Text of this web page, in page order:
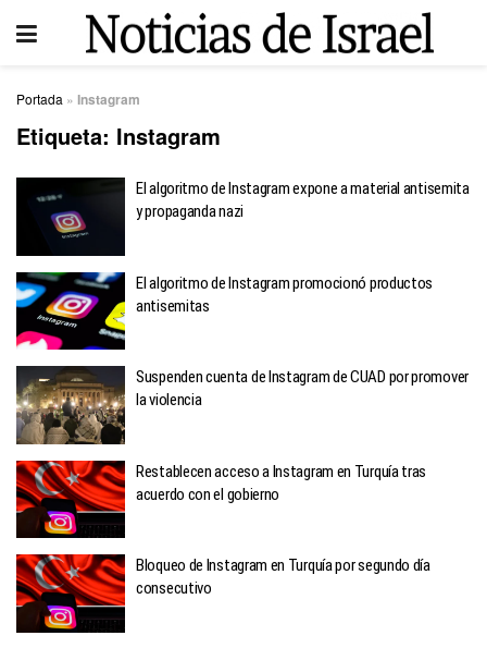
Portada » Instagram
Etiqueta: Instagram
El algoritmo de Instagram expone a material antisemita
y propaganda nazi
El algoritmo de Instagram promocionó productos
antisemitas
Suspenden cuenta de Instagram de CUAD por promover
la violencia
Restablecen acceso a Instagram en Turquía tras
acuerdo con el gobierno
Bloqueo de Instagram en Turquía por segundo día
consecutivo